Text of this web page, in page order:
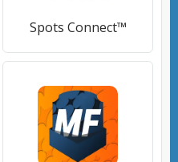
Spots Connect™